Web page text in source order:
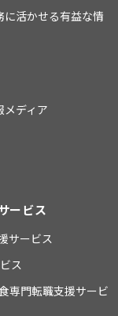
に活かせる有益な情
メディア
ービス
サービス
ス
専門転職支援サービ